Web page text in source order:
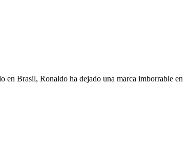
en Brasil, Ronaldo ha dejado una marca imborrable en